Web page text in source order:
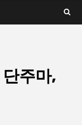
주마,